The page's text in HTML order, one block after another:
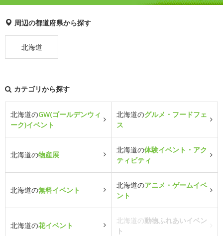
周辺の都道府県から探す
北海道
カテゴリから探す
北海道のGW(ゴールデンウィ
ーク)イベント
北海道のグルメ・フードフェ
ス
北海道の物産展
北海道の体験イベント・アク
ティビティ
北海道の無料イベント
北海道のアニメ・ゲームイベ
ント
北海道の花イベント
北海道の動物ふれあいイベン
ト